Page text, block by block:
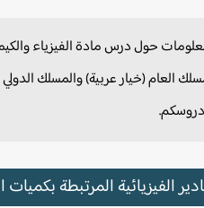
حول درس مادة الفيزياء
العام (خيار عربية) والمسلك
دروسكم.
المرتبطة بكميات